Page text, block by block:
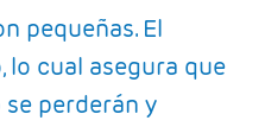
pequeñas. El
lo cual asegura que
perderán y